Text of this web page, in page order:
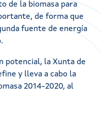
de la biomasa para
de forma que
fuente de energía
potencial, la Xunta de
y lleva a cabo la
2014-2020, al